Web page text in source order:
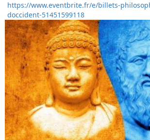
https://www.eventbrite.fr/e/billets-
doccident-51451599118